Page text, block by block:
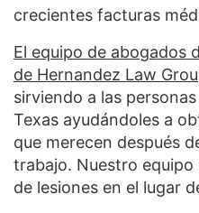
crecientes facturas
El equipo de abogados
de Hernandez Law
sirviendo a las
Texas ayudándoles a
que merecen después
trabajo. Nuestro equipo
de lesiones en el lugar